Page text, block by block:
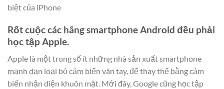
biệt của iPhone
Rốt cuộc các hãng smartphone Android đều phải
học tập Apple.
Apple là một trong số ít những nhà sản xuất smartphone
mạnh dạn loại bỏ cảm biến vân tay, để thay thế bằng cảm
biến nhận diện khuôn mặt. Mới đây, Google cũng học tập